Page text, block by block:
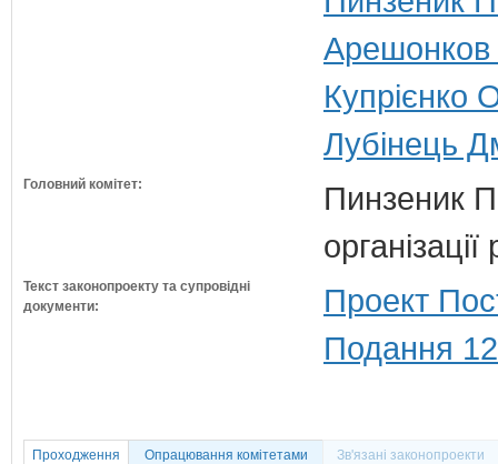
Арешонков
Купрієнко
Лубінець
Головний комітет:
Пинзеник
Текст законопроекту та супровідні
документи:
Проект
Подання
Проходження Опрацювання комітетами Зв'язані законопроекти